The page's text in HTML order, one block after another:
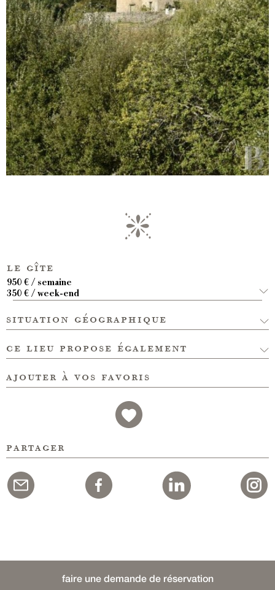
le gîte
950 € / semaine
350 € / week-end
situation géographique
ce lieu propose également
ajouter à vos favoris
partager
faire une demande de réservation